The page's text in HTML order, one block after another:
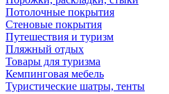
Потолочные покрытия
Стеновые покрытия
Путешествия и туризм
Пляжный отдых
Товары для туризма
Кемпинговая мебель
Туристические шатры, тенты